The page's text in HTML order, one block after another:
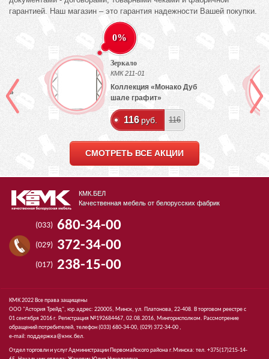
гарантией. Наш магазин – это гарантия надежности Вашей покупки.
0%
Зеркало
КМК 211-01
Коллекция «Монако Дуб
шале графит»
116 руб. 116
СМОТРЕТЬ ВСЕ АКЦИИ
КМК.БЕЛ
Качественная мебель от белорусских фабрик
(033) 680-34-00
(029) 372-34-00
(017) 238-15-00
КМК 2022 Все права защищены
ООО "Астория Трейд", юр.адрес: 220005, Минск, ул. Платонова, 22-408. В торговом реестре с
01 сентября 2016 г. Регистрация №192684467, 02.08.2016, Мингорисполком. Рассмотрение
обращений потребителей, телефон(033)680-34-00, (029)372-34-00 ,
e-mail: поддержка@кмк.бел.
Отдел торговли и услуг Администрации Первомайского района г.Минска: тел. +375(17)215-14-